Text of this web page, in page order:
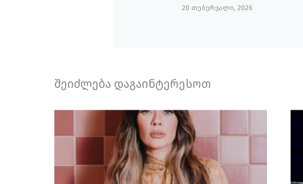
20 თებერვალი, 2026
შეიძლება დაგაინტერესოთ